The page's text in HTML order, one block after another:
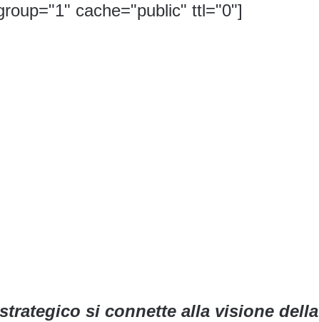
cache="public" ttl="0"]
si connette alla visione della